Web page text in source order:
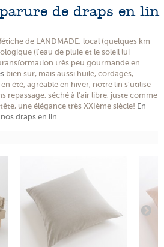
de draps en lin
de LANDMADE: local (quelques km
(l'eau de pluie et le soleil lui
très peu gourmande en
bien sur, mais aussi huile, cordages,
été, agréable en hiver, notre lin s'utilise
repassage, séché à l'air libre, juste comme
une élégance très XXIème siècle! En
draps en lin.